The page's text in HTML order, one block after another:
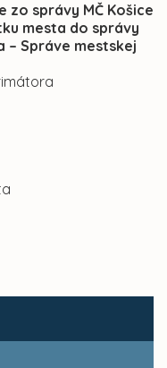
zo správy MČ Košice
mesta do správy
Správe mestskej